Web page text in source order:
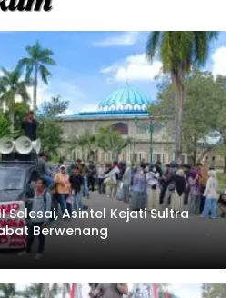
Selesai, Asintel Kejati Sultra
Berwenang